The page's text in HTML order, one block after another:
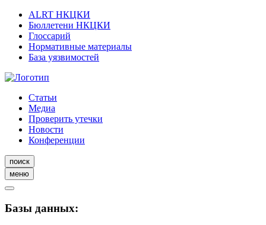
ALRT НКЦКИ
Бюллетени НКЦКИ
Глоссарий
Нормативные материалы
База уязвимостей
Статьи
Медиа
Проверить утечки
Новости
Конференции
поиск
меню
Базы данных: